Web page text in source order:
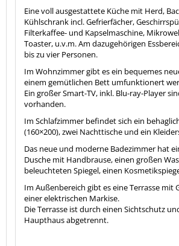
Eine voll ausgestattete Küche mit Herd,
Kühlschrank incl. Gefrierfächer,
Filterkaffee- und Kapselmaschine,
Toaster, u.v.m. Am dazugehörigen
bis zu vier Personen.
Im Wohnzimmer gibt es ein bequemes
einem gemütlichen Bett umfunktionert
Ein großer Smart-TV, inkl. Blu-ray-Player
vorhanden.
Im Schlafzimmer befindet sich ein
(160×200), zwei Nachttische und ein
Das neue und moderne Badezimmer hat
Dusche mit Handbrause, einen großen
beleuchteten Spiegel, einen
Im Außenbereich gibt es eine Terrasse mit
einer elektrischen Markise.
Die Terrasse ist durch einen Sichtschutz
Haupthaus abgetrennt.